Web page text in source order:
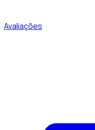
Avaliações